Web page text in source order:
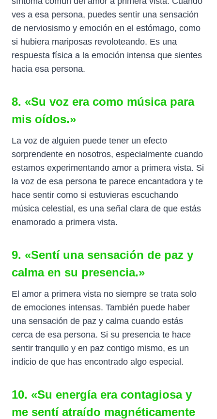
ves a esa persona, puedes sentir una sensación
de nerviosismo y emoción en el estómago, como
si hubiera mariposas revoloteando. Es una
respuesta física a la emoción intensa que sientes
hacia esa persona.
8. «Su voz era como música para
mis oídos.»
La voz de alguien puede tener un efecto
sorprendente en nosotros, especialmente cuando
estamos experimentando amor a primera vista. Si
la voz de esa persona te parece encantadora y te
hace sentir como si estuvieras escuchando
música celestial, es una señal clara de que estás
enamorado a primera vista.
9. «Sentí una sensación de paz y
calma en su presencia.»
El amor a primera vista no siempre se trata solo
de emociones intensas. También puede haber
una sensación de paz y calma cuando estás
cerca de esa persona. Si su presencia te hace
sentir tranquilo y en paz contigo mismo, es un
indicio de que has encontrado algo especial.
10. «Su energía era contagiosa y
me sentí atraído magnéticamente